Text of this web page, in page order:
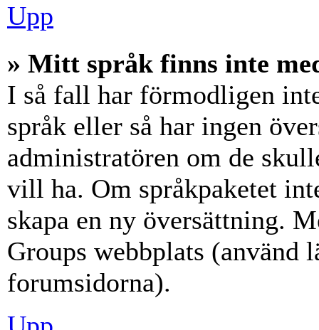
Upp
» Mitt språk finns inte
I så fall har förmodligen
språk eller så har ingen
administratören om de
vill ha. Om språkpaketet
skapa en ny översättning.
Groups webbplats (använd
forumsidorna).